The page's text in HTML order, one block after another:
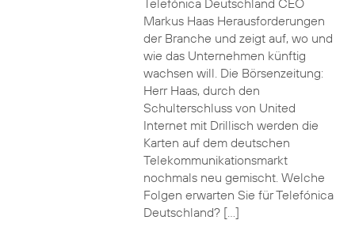
Telefónica Deutschland CEO
Markus Haas Herausforderungen
der Branche und zeigt auf, wo und
wie das Unternehmen künftig
wachsen will. Die Börsenzeitung:
Herr Haas, durch den
Schulterschluss von United
Internet mit Drillisch werden die
Karten auf dem deutschen
Telekommunikationsmarkt
nochmals neu gemischt. Welche
Folgen erwarten Sie für Telefónica
Deutschland? […]